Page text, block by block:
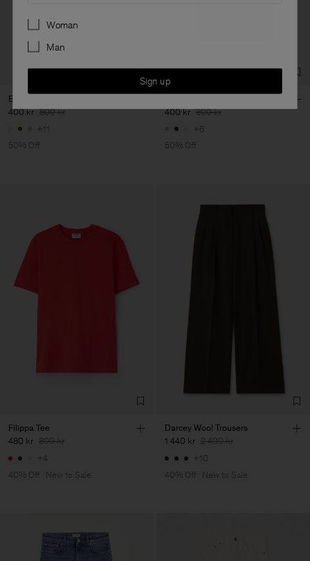
Elena Tee
400 kr 800 kr
+11
50% Off
400 kr 800 kr
+6
50% Off
Filippa Tee
480 kr 800 kr
+4
40% Off
New to Sale
Darcey Wool Trousers
1 440 kr 2 400 kr
+10
40% Off
New to Sale
Preferences
Woman
Man
Sign up